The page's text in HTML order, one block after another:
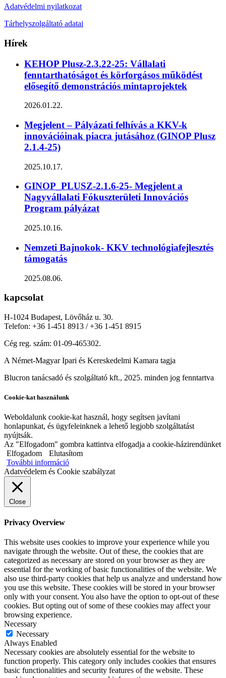
Adatvédelmi nyilatkozat
Tárhelyszolgáltató adatai
Hírek
KEHOP Plusz-2.3.22-25: Vállalati
fenntarthatóságot és körforgásos működést
elősegítő demonstrációs mintaprojektek
2026.01.22.
Megjelent – Pályázati felhívás a KKV-k
innovációinak piacra jutásához (GINOP Plusz
2.1.4-25)
2025.10.17.
GINOP_PLUSZ-2.1.6-25- Megjelent a
Nagyvállalati Fókuszterületi Innovációs
Program pályázat
2025.10.16.
Nemzeti Bajnokok- KKV technológiafejlesztés
támogatás
2025.08.06.
kapcsolat
H-1024 Budapest, Lövőház u. 30.
Telefon: +36 1-451 8913 / +36 1-451 8915
Cég reg. szám: 01-09-465302.
A Német-Magyar Ipari és Kereskedelmi Kamara tagja
Blucron tanácsadó és szolgáltató kft., 2025. minden jog fenntartva
Cookie-kat használunk
Weboldalunk cookie-kat használ, hogy segítsen javítani
honlapunkat, és ügyfeleinknek a lehető legjobb szolgáltatást
nyújtsák.
Az "Elfogadom" gombra kattintva elfogadja a cookie-házirendünket
Elfogadom
Elutasítom
További információ
Adatvédelem és Cookie szabályzat
Close
Privacy Overview
This website uses cookies to improve your experience while you
navigate through the website. Out of these, the cookies that are
categorized as necessary are stored on your browser as they are
essential for the working of basic functionalities of the website. We
also use third-party cookies that help us analyze and understand how
you use this website. These cookies will be stored in your browser
only with your consent. You also have the option to opt-out of these
cookies. But opting out of some of these cookies may affect your
browsing experience.
Necessary
Necessary
Always Enabled
Necessary cookies are absolutely essential for the website to
function properly. This category only includes cookies that ensures
basic functionalities and security features of the website. These